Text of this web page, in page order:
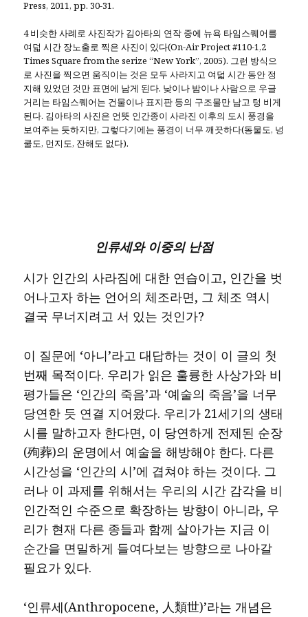
Press, 2011, pp. 30-31.
4 비슷한 사례로 사진작가 김아타의 연작 중에 뉴욕 타임스퀘어를
여덟 시간 장노출로 찍은 사진이 있다(On-Air Project #110-1,2
Times Square from the serize “New York”, 2005). 그런 방식으
로 사진을 찍으면 움직이는 것은 모두 사라지고 여덟 시간 동안 정
지해 있었던 것만 표면에 남게 된다. 낮이나 밤이나 사람으로 우글
거리는 타임스퀘어는 건물이나 표지판 등의 구조물만 남고 텅 비게
된다. 김아타의 사진은 언뜻 인간종이 사라진 이후의 도시 풍경을
보여주는 듯하지만, 그렇다기에는 풍경이 너무 깨끗하다(동물도, 넝
쿨도, 먼지도, 잔해도 없다).
인류세와 이중의 난점
시가 인간의 사라짐에 대한 연습이고, 인간을 벗
어나고자 하는 언어의 체조라면, 그 체조 역시
결국 무너지려고 서 있는 것인가?
이 질문에 ‘아니’라고 대답하는 것이 이 글의 첫
번째 목적이다. 우리가 읽은 훌륭한 사상가와 비
평가들은 ‘인간의 죽음’과 ‘예술의 죽음’을 너무
당연한 듯 연결 지어왔다. 우리가 21세기의 생태
시를 말하고자 한다면, 이 당연하게 전제된 순장
(殉葬)의 운명에서 예술을 해방해야 한다. 다른
시간성을 ‘인간의 시’에 겹쳐야 하는 것이다. 그
러나 이 과제를 위해서는 우리의 시간 감각을 비
인간적인 수준으로 확장하는 방향이 아니라, 우
리가 현재 다른 종들과 함께 살아가는 지금 이
순간을 면밀하게 들여다보는 방향으로 나아갈
필요가 있다.
‘인류세(Anthropocene, 人類世)’라는 개념은